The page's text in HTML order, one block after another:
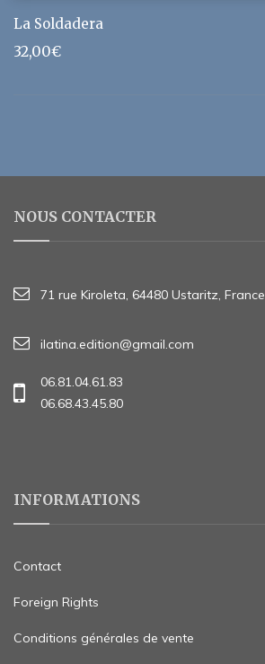
La Soldadera
32,00€
NOUS CONTACTER
71 rue Kiroleta, 64480 Ustaritz, France
ilatina.edition@gmail.com
06.81.04.61.83
06.68.43.45.80
INFORMATIONS
Contact
Foreign Rights
Conditions générales de vente